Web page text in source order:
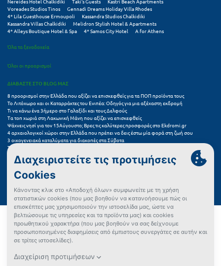
Voreades Studios Tinos
Gennadi Dreams Holiday Villa Rhodes
4* Lila Guesthouse Ermoupoli
Kassandra Studios Chalkidiki
Kassandra Villas Chalkidiki
Melidron Stylish Hotel & Apartments
4* Alleys Boutique Hotel & Spa
4* Samos City Hotel A for Athens
Όλα τα ξενοδοχεία
Όλοι οι προορισμοί
ΔΙΑΒΑΣΤΕ ΣΤΟ BLOG ΜΑΣ
8 προορισμοί στην Ελλάδα που αξίζει να επισκεφθείς για τα ΠΟΠ προϊόντα τους
Το Λιτόχωρο και οι Καταρράκτες του Ενιπέα: Οδηγός για μια αξέχαστη εκδρομή
Τι να κάνω ένα 3ήμερο στο Γαλαξίδι και τους Δελφούς
Τα τοπ χωριά στη Λακωνική Μάνη που αξίζει να επισκεφθείς
Ψάχνεις νησί για τον 15Αύγουστο; Βρες τις καλύτερες προσφορές στο Ekdromi.gr
4 αρχαιολογικοί χώροι στην Ελλάδα που πρέπει να δεις έστω μία φορά στη ζωή σου
3 οικογενειακά καταλύματα για διακοπές στα Σύβοτα
Τα 11 καλύτερα καλοκαιρινά resorts στην Ελλάδα
7 μικρά ελληνικά νησιά για αξέχαστες καλοκαιρινές διακοπές
5+1 ινσταγκραμικές παραλίες στην Ελλάδα που αξίζουν μια θέση στο feed σου
Συχνές Ερωτήσεις (FAQs) για Ξενοδοχεία
Όροι χρήσης
Πολιτική Προστασίας Προσωπικών Δεδομένων
Πολιτική Cookies
Πώς μπορώ να αγοράσω;